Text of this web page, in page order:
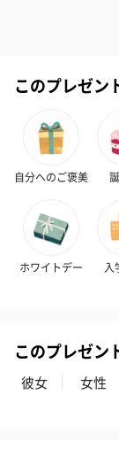
このプレゼン
自分へのご褒美
ホワイトデー 入
このプレゼン
彼女 女性